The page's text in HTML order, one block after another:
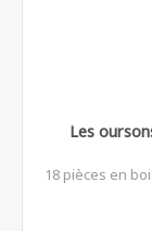
Les
18 pièces en